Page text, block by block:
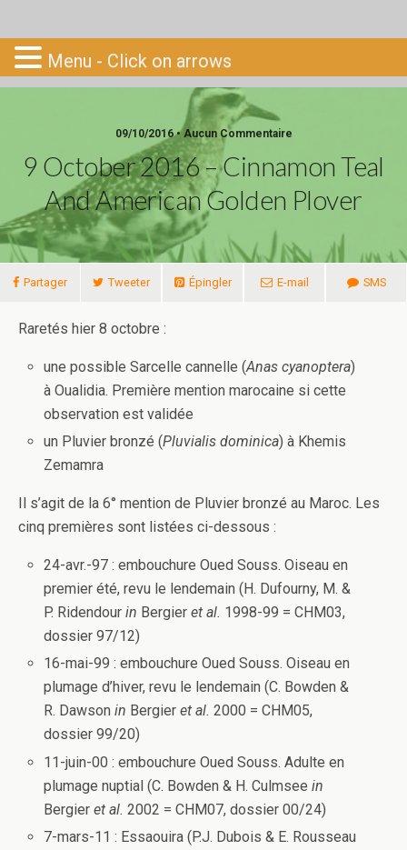
Go-South
09/10/2016 • Aucun Commentaire
9 October 2016 – Cinnamon Teal
And American Golden Plover
Partager Tweeter Épingler E-mail SMS
Raretés hier 8 octobre :
une possible Sarcelle cannelle (Anas cyanoptera)
à Oualidia. Première mention marocaine si cette
observation est validée
un Pluvier bronzé (Pluvialis dominica) à Khemis
Zemamra
Il s’agit de la 6° mention de Pluvier bronzé au Maroc. Les
cinq premières sont listées ci-dessous :
24-avr.-97 : embouchure Oued Souss. Oiseau en
premier été, revu le lendemain (H. Dufourny, M. &
P. Ridendourin Bergieret al. 1998-99 = CHM03,
dossier 97/12)
16-mai-99 : embouchure Oued Souss. Oiseau en
plumage d’hiver, revu le lendemain (C. Bowden &
R. Dawsonin Bergieret al. 2000 = CHM05,
dossier 99/20)
11-juin-00 : embouchure Oued Souss. Adulte en
plumage nuptial (C. Bowden & H. Culmseein
Bergieret al. 2002 = CHM07, dossier 00/24)
7-mars-11 : Essaouira (P.J. Dubois & E. Rousseau
Menu - Click on arrows